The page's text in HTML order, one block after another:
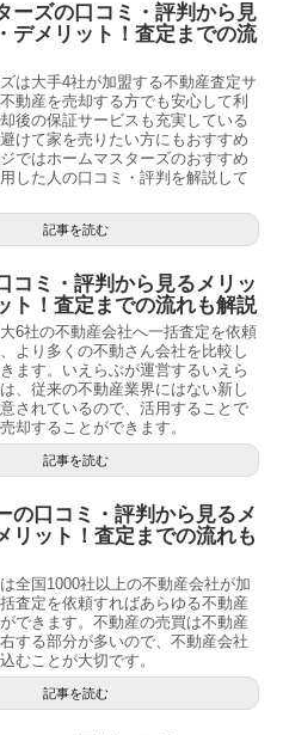
ーズの口コミ・評判から見
デメリット！査定までの流
は大手4社が加盟する不動産査定サ
動産を売却する方でも安心して利
後の保証サービスも充実している
けて家を売りたい方にもおすすめ
ではホームマスターズのおすすめ
した人の口コミ・評判を解説して
記事を読む
コミ・評判から見るメリッ
ト！査定までの流れも解説
6社の不動産会社へ一括査定を依頼
より多くの不動さん会社を比較し
ます。いえらぶが運営するいえら
、従来の不動産業界にはない新し
されているので、活用することで
却することができます。
記事を読む
の口コミ・評判から見るメ
リット！査定までの流れも
全国1000社以上の不動産会社が加
査定を依頼すればあらゆる不動産
できます。不動産の売買は不動産
する部分が多いので、不動産会社
むことが大切です。
記事を読む